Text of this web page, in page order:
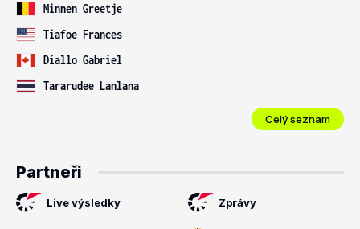
Minnen Greetje
Tiafoe Frances
Diallo Gabriel
Tararudee Lanlana
Celý seznam
Partneři
Live výsledky Zprávy